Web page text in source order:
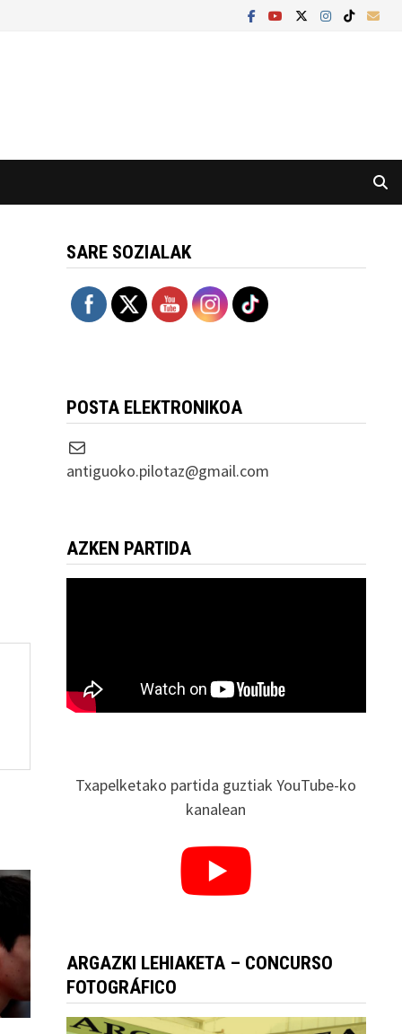
SARE SOZIALAK
POSTA ELEKTRONIKOA
Correo electrónico
antiguoko.pilotaz@gmail.com
AZKEN PARTIDA
Txapelketako partida guztiak YouTube-ko
kanalean
ARGAZKI LEHIAKETA – CONCURSO
FOTOGRÁFICO